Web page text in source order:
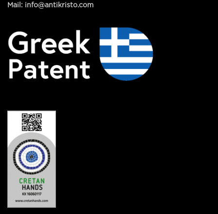
Mail: info@antikristo.com